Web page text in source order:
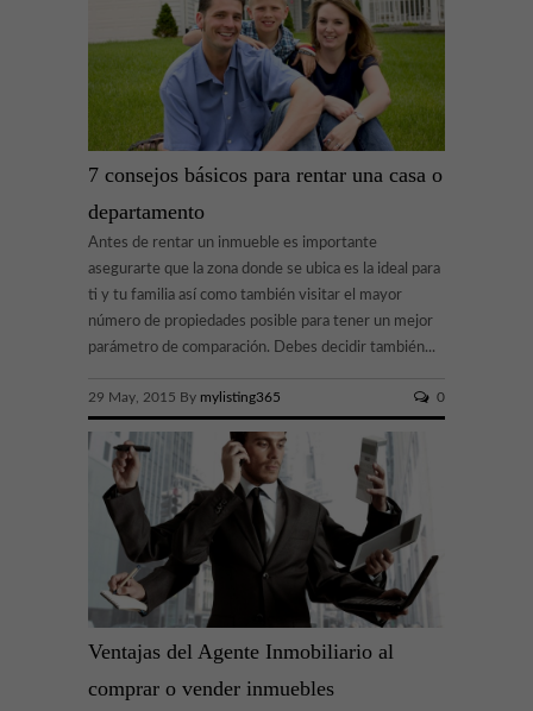
7 consejos básicos para rentar una casa o
departamento
Antes de rentar un inmueble es importante
asegurarte que la zona donde se ubica es la ideal para
ti y tu familia así como también visitar el mayor
número de propiedades posible para tener un mejor
parámetro de comparación. Debes decidir también...
29 May, 2015 By mylisting365 0
Ventajas del Agente Inmobiliario al
comprar o vender inmuebles